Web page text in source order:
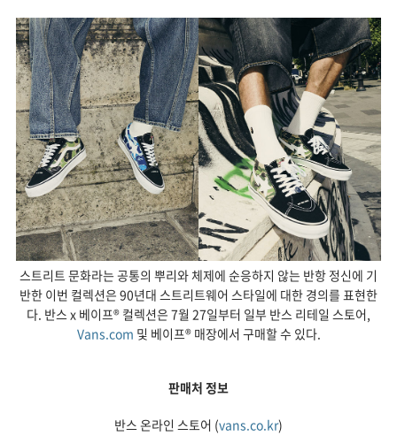
스트리트 문화라는 공통의 뿌리와 체제에 순응하지 않는 반항 정신에 기
반한 이번 컬렉션은 90년대 스트리트웨어 스타일에 대한 경의를 표현한
다. 반스 x 베이프® 컬렉션은 7월 27일부터 일부 반스 리테일 스토어,
Vans.com 및 베이프® 매장에서 구매할 수 있다.
판매처 정보
반스 온라인 스토어 (vans.co.kr)